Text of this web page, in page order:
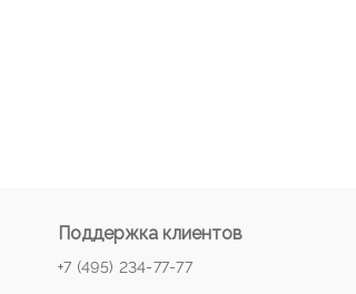
Поддержка клиентов
+7 (495) 234-77-77